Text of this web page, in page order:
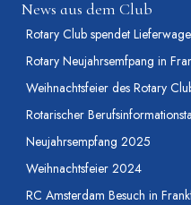
News aus dem Club
Rotary Club spendet
Rotary Neujahrsemfpang in
Weihnachtsfeier des Rotary
Rotarischer
Neujahrsempfang 2025
Weihnachtsfeier 2024
RC Amsterdam Besuch in